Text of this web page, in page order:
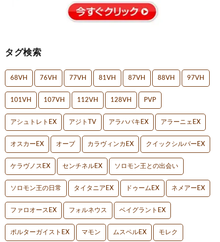
タグ検索
68VH 76VH 77VH 81VH 87VH 88VH 97VH
101VH 107VH 112VH 128VH PVP
アシュトレトEX アジトTV アラハバキEX アラーニェEX
オスカーEX オーブ カラヴィンカEX クイックシルバーEX
ケラヴノスEX センチネルEX ソロモン王との出会い
ソロモン王の日常 タイタニアEX ドゥームEX ネメアーEX
ファロオースEX フォルネウス ベイグラントEX
ポルターガイストEX マモン ムスペルEX モレク